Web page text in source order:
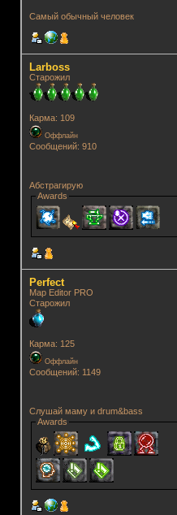
Самый обычный человек
Lаrboss
Старожил
Карма: 109
Оффлайн
Сообщений: 910
Абстрагирую
Awards
Perfect
Map Editor PRO
Старожил
Карма: 125
Оффлайн
Сообщений: 1149
Слушай маму и drum&bass
Awards